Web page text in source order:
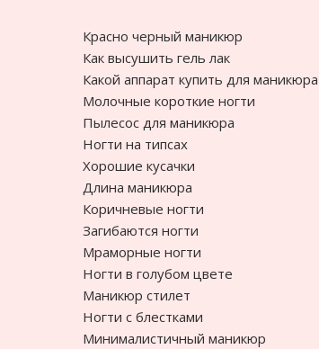
Красно черный маникюр
Как высушить гель лак
Какой аппарат купить для маникюра
Молочные короткие ногти
Пылесос для маникюра
Ногти на типсах
Хорошие кусачки
Длина маникюра
Коричневые ногти
Загибаются ногти
Мраморные ногти
Ногти в голубом цвете
Маникюр стилет
Ногти с блестками
Минималистичный маникюр